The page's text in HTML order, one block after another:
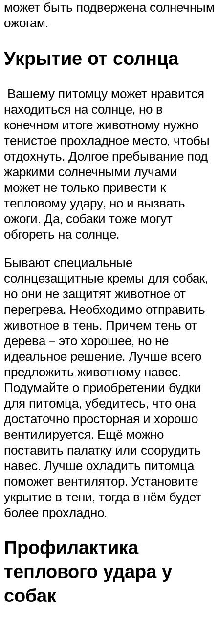
может быть подвержена солнечным
ожогам.
Укрытие от солнца
Вашему питомцу может нравится
находиться на солнце, но в
конечном итоге животному нужно
тенистое прохладное место, чтобы
отдохнуть. Долгое пребывание под
жаркими солнечными лучами
может не только привести к
тепловому удару, но и вызвать
ожоги. Да, собаки тоже могут
обгореть на солнце.
Бывают специальные
солнцезащитные кремы для собак,
но они не защитят животное от
перегрева. Необходимо отправить
животное в тень. Причем тень от
дерева – это хорошее, но не
идеальное решение. Лучше всего
предложить животному навес.
Подумайте о приобретении будки
для питомца, убедитесь, что она
достаточно просторная и хорошо
вентилируется. Ещё можно
поставить палатку или соорудить
навес. Лучше охладить питомца
поможет вентилятор. Установите
укрытие в тени, тогда в нём будет
более прохладно.
Профилактика
теплового удара у
собак